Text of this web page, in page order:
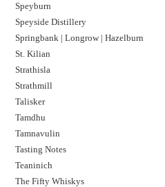
Speyburn
Speyside Distillery
Springbank | Longrow | Hazelburn
St. Kilian
Strathisla
Strathmill
Talisker
Tamdhu
Tamnavulin
Tasting Notes
Teaninich
The Fifty Whiskys